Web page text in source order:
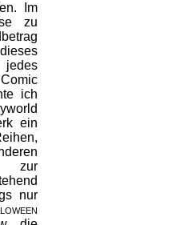
Im
zu
ich
ein
zur
nur